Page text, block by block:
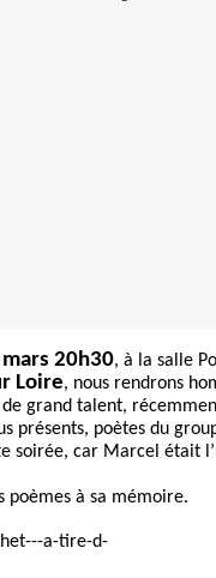
20h30, à la salle
Loire, nous rendrons
grand talent,
présents, poètes du
soirée, car Marcel était
poèmes à sa mémoire.